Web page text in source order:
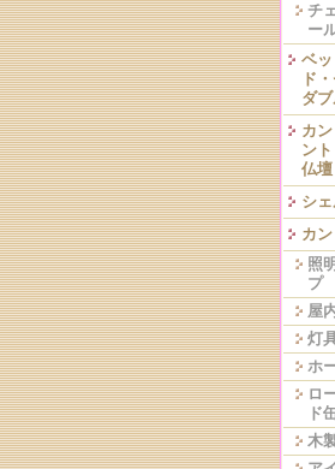
チ
ー
ベ
ド
ダブ
カ
ン
仏壇
シ
カ
照
プ
屋
灯
ホ
ロ
ド
木